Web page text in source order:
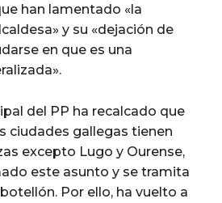
han lamentado «la
y su «dejación de
en que es una
del PP ha recalcado que
ciudades gallegas tienen
excepto Lugo y Ourense,
este asunto y se tramita
Por ello, ha vuelto a